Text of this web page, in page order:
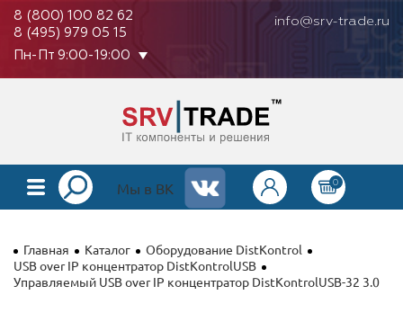
8 (800) 100 82 62
8 (495) 979 05 15
info@srv-trade.ru
Пн-Пт 9:00-19:00
КАТАЛОГ
ОПЛАТА
Мы в ВК 0
Главная Каталог
Оборудование DistKontrol
USB over IP концентратор DistKontrolUSB
Управляемый USB over IP концентратор DistKontrolUSB-32 3.0